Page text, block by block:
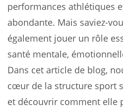
performances athlétiques
abondante. Mais saviez-
également jouer un rôle
santé mentale,
Dans cet article de blog,
cœur de la structure sport
et découvrir comment elle